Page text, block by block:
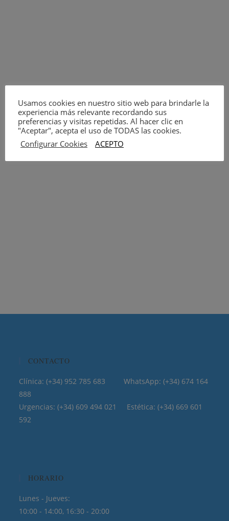
CONTACTO
Clínica: (+34) 952 785 683 WhatsApp: (+34) 674 164
888
Urgencias: (+34) 609 494 021 Estética: (+34) 669 601
592
HORARIO
Lunes - Jueves:
10:00 - 14:00, 16:30 - 20:00
Usamos cookies en nuestro sitio web para brindarle la
experiencia más relevante recordando sus
preferencias y visitas repetidas. Al hacer clic en
"Aceptar", acepta el uso de TODAS las cookies.
Configurar Cookies
ACEPTO